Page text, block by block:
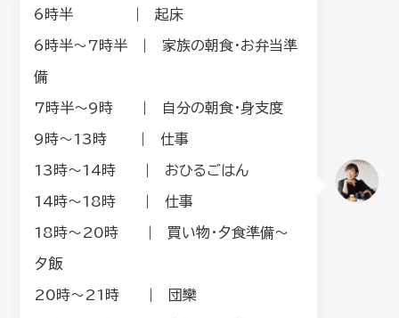
6時半 | 起床
6時半〜7時半 | 家族の朝食・お弁当準
備
7時半〜9時 | 自分の朝食・身支度
9時〜13時 | 仕事
13時〜14時 | おひるごはん
14時〜18時 | 仕事
18時〜20時 | 買い物・夕食準備〜
夕飯
20時〜21時 | 団欒